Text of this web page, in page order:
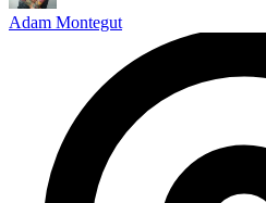
Adam Montegut